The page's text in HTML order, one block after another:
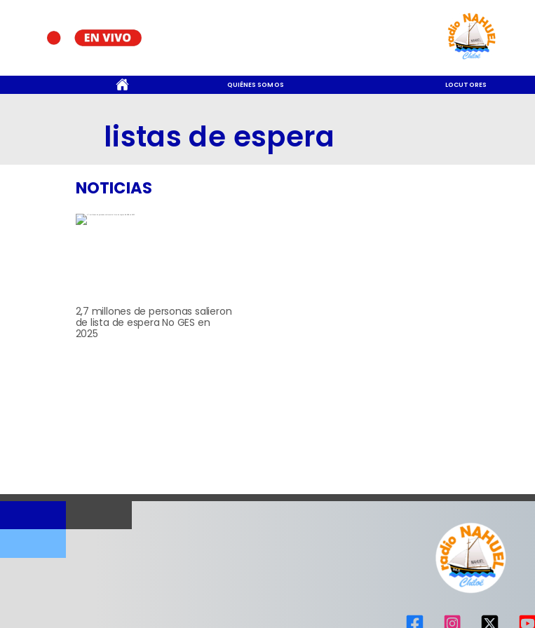
QUIÉNES SOMOS LOCUTORES
listas de espera
NOTICIAS
2,7 millones de personas salieron
de lista de espera No GES en
2025